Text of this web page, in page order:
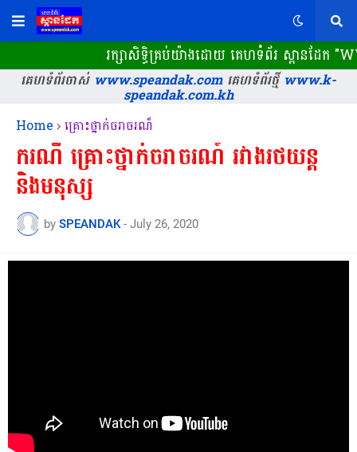
រក្សាសិទ្ធិគ្រប់យ៉ាងដោយ គេហទំព័រ ស្ពានដែក​
គេហទំព័រចាស់www.speandak.comគេហទំព័រថ្មីwww.k-
speandak.com.kh
Home គ្រោះថ្នាក់ចរាចរណ៏
ករណី គ្រោះថ្នាក់ចរាចរណ៍ រវាងរថយន្ត
និងមនុស្ស
by SPEANDAK - July 26, 2020